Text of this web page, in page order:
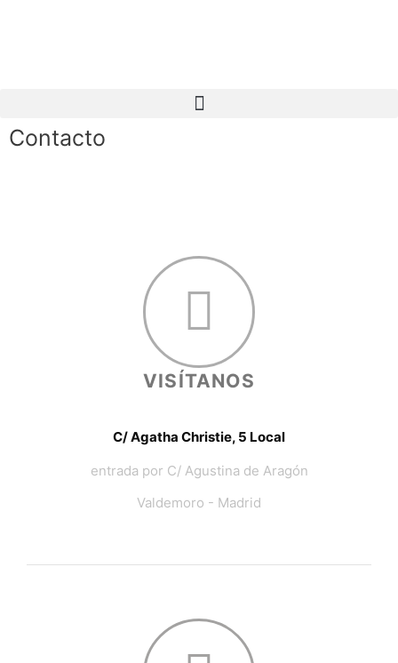
Contacto
VISÍTANOS
C/ Agatha Christie, 5 Local
entrada por C/ Agustina de Aragón
Valdemoro - Madrid